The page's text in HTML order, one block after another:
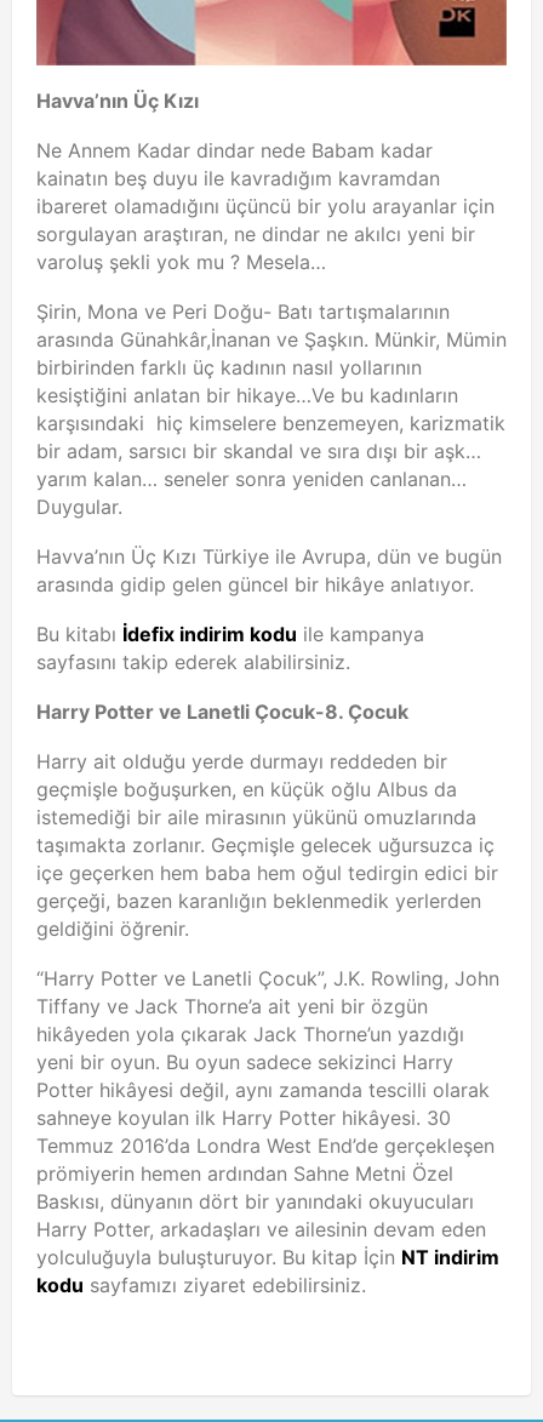
Havva’nın Üç Kızı
Ne Annem Kadar dindar nede Babam kadar
kainatın beş duyu ile kavradığım kavramdan
ibareret olamadığını üçüncü bir yolu arayanlar için
sorgulayan araştıran, ne dindar ne akılcı yeni bir
varoluş şekli yok mu ? Mesela…
Şirin, Mona ve Peri Doğu- Batı tartışmalarının
arasında Günahkâr,İnanan ve Şaşkın. Münkir, Mümin
birbirinden farklı üç kadının nasıl yollarının
kesiştiğini anlatan bir hikaye…Ve bu kadınların
karşısındaki hiç kimselere benzemeyen, karizmatik
bir adam, sarsıcı bir skandal ve sıra dışı bir aşk…
yarım kalan… seneler sonra yeniden canlanan…
Duygular.
Havva’nın Üç Kızı Türkiye ile Avrupa, dün ve bugün
arasında gidip gelen güncel bir hikâye anlatıyor.
Bu kitabı İdefix indirim kodu ile kampanya
sayfasını takip ederek alabilirsiniz.
Harry Potter ve Lanetli Çocuk-8. Çocuk
Harry ait olduğu yerde durmayı reddeden bir
geçmişle boğuşurken, en küçük oğlu Albus da
istemediği bir aile mirasının yükünü omuzlarında
taşımakta zorlanır. Geçmişle gelecek uğursuzca iç
içe geçerken hem baba hem oğul tedirgin edici bir
gerçeği, bazen karanlığın beklenmedik yerlerden
geldiğini öğrenir.
“Harry Potter ve Lanetli Çocuk”, J.K. Rowling, John
Tiffany ve Jack Thorne’a ait yeni bir özgün
hikâyeden yola çıkarak Jack Thorne’un yazdığı
yeni bir oyun. Bu oyun sadece sekizinci Harry
Potter hikâyesi değil, aynı zamanda tescilli olarak
sahneye koyulan ilk Harry Potter hikâyesi. 30
Temmuz 2016’da Londra West End’de gerçekleşen
prömiyerin hemen ardından Sahne Metni Özel
Baskısı, dünyanın dört bir yanındaki okuyucuları
Harry Potter, arkadaşları ve ailesinin devam eden
yolculuğuyla buluşturuyor. Bu kitap İçin NT indirim
kodu sayfamızı ziyaret edebilirsiniz.